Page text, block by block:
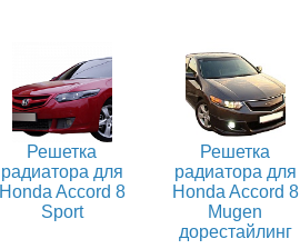
Решетка
радиатора для
Honda Accord 8
Sport
Решетка
радиатора для
Honda Accord 8
Mugen
дорестайлинг